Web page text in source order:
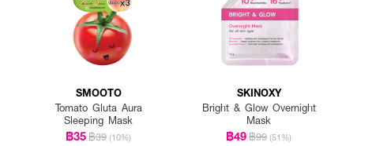
SMOOTO
Tomato Gluta Aura
Sleeping Mask
฿35฿39 (10%)
SKINOXY
Bright & Glow Overnight
Mask
฿49฿99 (51%)